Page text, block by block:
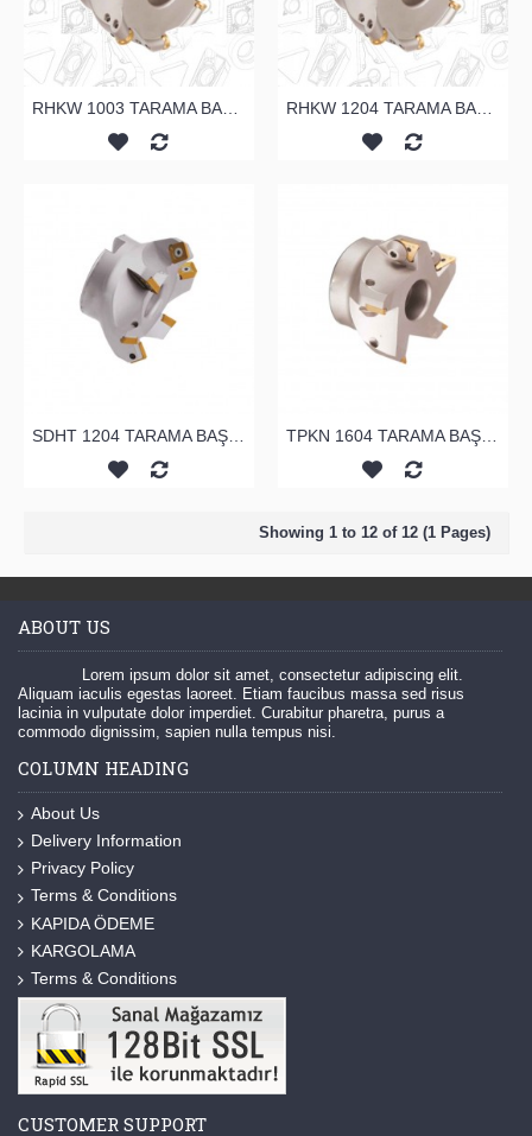
Showing 1 to 12 of 12 (1 Pages)
ABOUT US
Lorem ipsum dolor sit amet, consectetur adipiscing elit.
Aliquam iaculis egestas laoreet. Etiam faucibus massa sed risus
lacinia in vulputate dolor imperdiet. Curabitur pharetra, purus a
commodo dignissim, sapien nulla tempus nisi.
COLUMN HEADING
About Us
Delivery Information
Privacy Policy
Terms & Conditions
KAPIDA ÖDEME
KARGOLAMA
Terms & Conditions
CUSTOMER SUPPORT